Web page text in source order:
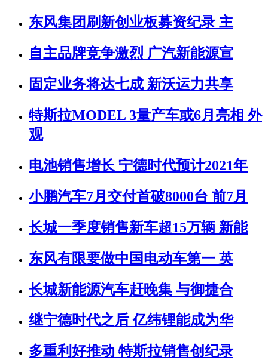
东风集团刷新创业板募资纪录 主
自主品牌竞争激烈 广汽新能源宣
固定业务将达七成 新沃运力共享
特斯拉MODEL 3量产车或6月亮相 外
观
电池销售增长 宁德时代预计2021年
小鹏汽车7月交付首破8000台 前7月
长城一季度销售新车超15万辆 新能
东风有限要做中国电动车第一 英
长城新能源汽车赶晚集 与御捷合
继宁德时代之后 亿纬锂能成为华
多重利好推动 特斯拉销售创纪录